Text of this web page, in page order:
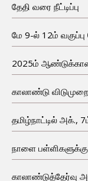
தேதி வரை நீட்டிப்பு
மே 9-ல் 12ம் வகுப்பு
2025ம்
காலாண்டு
தமிழ்நாட்டில் அக்.,
நாளை பள்ளிகளுக்கு
காலாண்டுத்தேர்வு